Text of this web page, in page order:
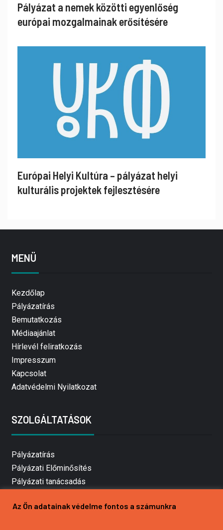
Pályázat a nemek közötti egyenlőség
európai mozgalmainak erősítésére
Európai Helyi Kultúra – pályázat helyi
kulturális projektek fejlesztésére
MENÜ
Kezdőlap
Pályázatírás
Bemutatkozás
Médiaajánlat
Hírlevél feliratkozás
Impresszum
Kapcsolat
Adatvédelmi Nyilatkozat
SZOLGÁLTATÁSOK
Pályázatírás
Pályázati Előminősítés
Pályázati tanácsadás
Mezőgazdasági pályázatírás
Az Ön adatainak védelme fontos a számunkra